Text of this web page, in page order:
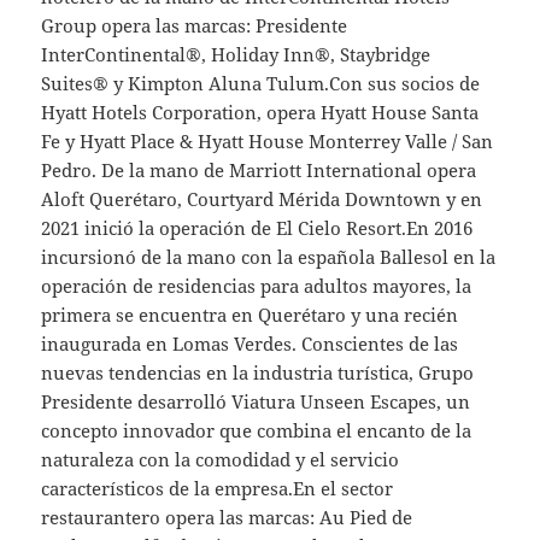
Group opera las marcas: Presidente
InterContinental®, Holiday Inn®, Staybridge
Suites® y Kimpton Aluna Tulum.Con sus socios de
Hyatt Hotels Corporation, opera Hyatt House Santa
Fe y Hyatt Place & Hyatt House Monterrey Valle / San
Pedro. De la mano de Marriott International opera
Aloft Querétaro, Courtyard Mérida Downtown y en
2021 inició la operación de El Cielo Resort.En 2016
incursionó de la mano con la española Ballesol en la
operación de residencias para adultos mayores, la
primera se encuentra en Querétaro y una recién
inaugurada en Lomas Verdes. Conscientes de las
nuevas tendencias en la industria turística, Grupo
Presidente desarrolló Viatura Unseen Escapes, un
concepto innovador que combina el encanto de la
naturaleza con la comodidad y el servicio
característicos de la empresa.En el sector
restaurantero opera las marcas: Au Pied de